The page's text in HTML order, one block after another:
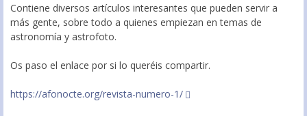
Contiene diversos artículos interesantes que pueden servir a
más gente, sobre todo a quienes empiezan en temas de
astronomía y astrofoto.
Os paso el enlace por si lo queréis compartir.
https://afonocte.org/revista-numero-1/